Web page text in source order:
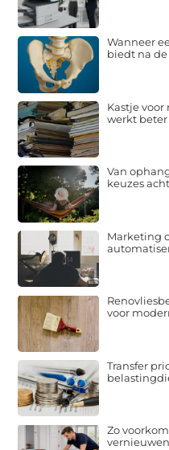
Wanneer
biedt na
Kastje
werkt beter
Van
keuzes
Marketing
voor
Transfer
Zo